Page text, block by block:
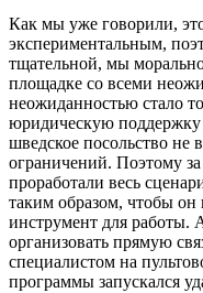
Как мы уже говорили,
экспериментальным,
тщательной, мы
площадке со всеми
неожиданностью стало
юридическую
шведское посольство не
ограничений. Поэтому
проработали весь
таким образом, чтобы
инструмент для работы.
организовать прямую
специалистом на
программы запускался